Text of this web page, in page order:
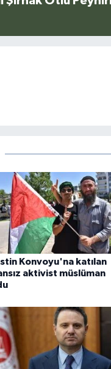
Konvoyu'na katılan
aktivist müslüman